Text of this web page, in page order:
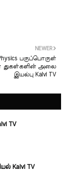
NEWER
Physics பருப்பொருள்
அலை
இயல்பு Kalvi TV
TV
Kalvi TV